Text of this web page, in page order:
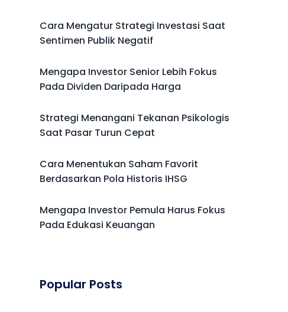
Cara Mengatur Strategi Investasi Saat
Sentimen Publik Negatif
Mengapa Investor Senior Lebih Fokus
Pada Dividen Daripada Harga
Strategi Menangani Tekanan Psikologis
Saat Pasar Turun Cepat
Cara Menentukan Saham Favorit
Berdasarkan Pola Historis IHSG
Mengapa Investor Pemula Harus Fokus
Pada Edukasi Keuangan
Popular Posts